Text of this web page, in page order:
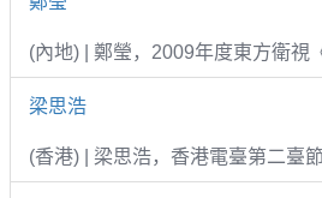
(內地) | 鄭瑩，2009年度東方衛視
梁思浩
(香港) | 梁思浩，香港電臺第二臺